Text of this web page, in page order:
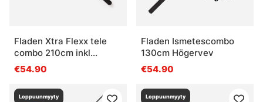
Fladen Xtra Flexx tele
combo 210cm inkl
Warbird Alu 20 with
braided line
€54.90
Fladen Ismetescombo
130cm Högervev
€54.90
Loppuunmyyty Loppuunmyyty